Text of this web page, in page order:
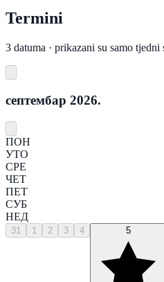
Termini
3 datuma · prikazani su samo tjedni
септембар 2026.
ПОН
УТО
СРЕ
ЧЕТ
ПЕТ
СУБ
НЕД
31 1 2 3 4 5